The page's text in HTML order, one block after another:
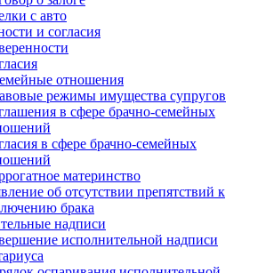
с авто
и согласия
отношения
режимы имущества супругов
в сфере брачно-семейных
в сфере брачно-семейных
материнство
об отсутствии препятствий к
брака
надписи
исполнительной надписи